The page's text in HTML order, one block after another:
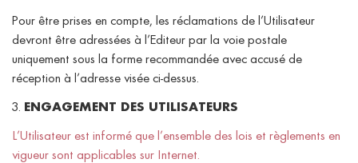
Pour être prises en compte, les réclamations de l’Utilisateur
devront être adressées à l’Editeur par la voie postale
uniquement sous la forme recommandée avec accusé de
réception à l’adresse visée ci-dessus.
3. ENGAGEMENT DES UTILISATEURS
L’Utilisateur est informé que l’ensemble des lois et règlements en
vigueur sont applicables sur Internet.